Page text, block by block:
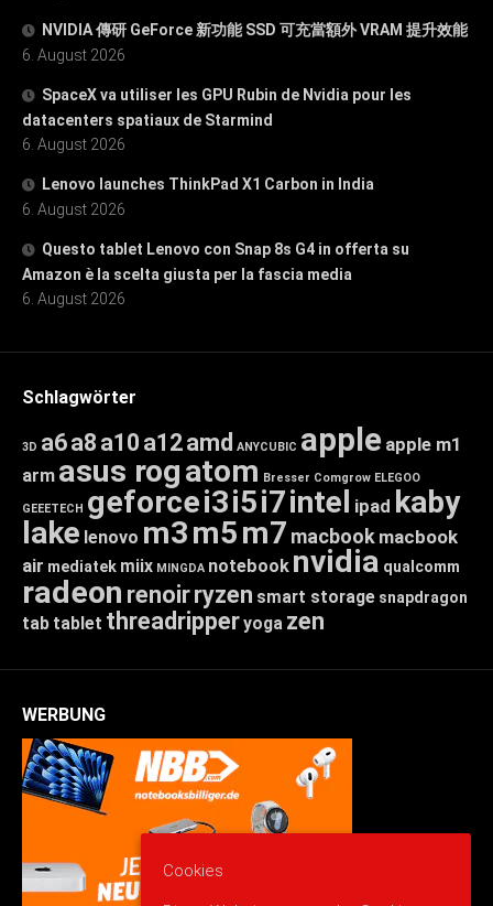
NVIDIA 傳研 GeForce 新功能 SSD 可充當額外 VRAM 提升效能
6. August 2026
SpaceX va utiliser les GPU Rubin de Nvidia pour les
datacenters spatiaux de Starmind
6. August 2026
Lenovo launches ThinkPad X1 Carbon in India
6. August 2026
Questo tablet Lenovo con Snap 8s G4 in offerta su
Amazon è la scelta giusta per la fascia media
6. August 2026
Schlagwörter
3D a6a8 a10 a12amd ANYCUBIC apple apple m1
arm asus rogatom Bresser Comgrow ELEGOO
GEEETECH geforcei3i5i7intel ipad kaby
lake lenovo m3m5m7 macbook macbook
air mediatek miix MINGDA notebook nvidia qualcomm
radeon renoirryzen smart storage snapdragon
tab tablet threadripperyoga zen
WERBUNG
Cookies